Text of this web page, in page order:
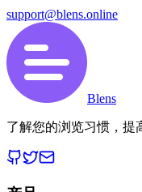
support@blens.online
Blens
了解您的浏览习惯，提